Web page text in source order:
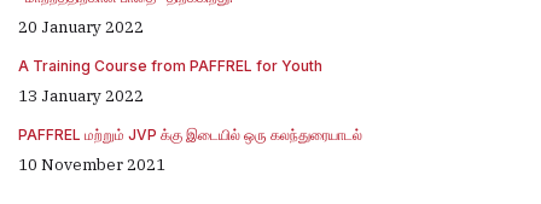
20 January 2022
A Training Course from PAFFREL for Youth
13 January 2022
PAFFREL மற்றும் JVP க்கு இடையில் ஒரு கலந்துரையாடல்
10 November 2021